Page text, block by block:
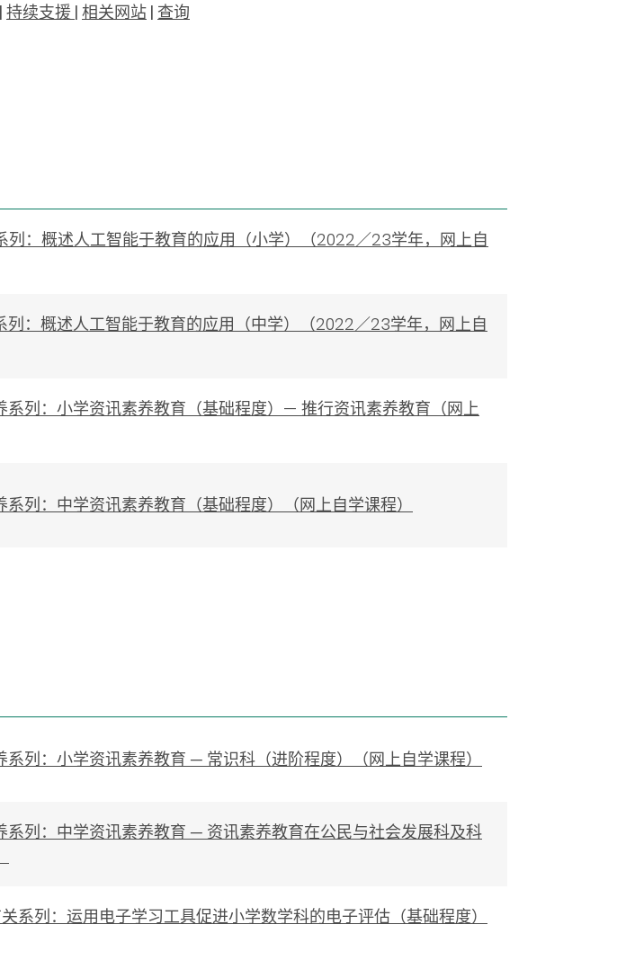
| 持续支援 | 相关网站 | 查询
：概述人工智能于教育的应用（小学）（2022／23学年，网上自
：概述人工智能于教育的应用（中学）（2022／23学年，网上自
列：小学资讯素养教育（基础程度）— 推行资讯素养教育（网上
列：中学资讯素养教育（基础程度）（网上自学课程）
列：小学资讯素养教育 ─ 常识科（进阶程度）（网上自学课程）
列：中学资讯素养教育 ─ 资讯素养教育在公民与社会发展科及科
系列：运用电子学习工具促进小学数学科的电子评估（基础程度）